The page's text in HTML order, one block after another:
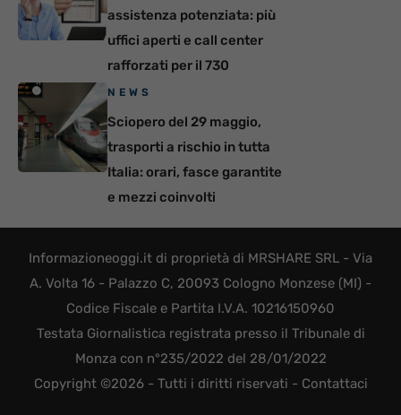
assistenza potenziata: più
uffici aperti e call center
rafforzati per il 730
NEWS
Sciopero del 29 maggio,
trasporti a rischio in tutta
Italia: orari, fasce garantite
e mezzi coinvolti
Informazioneoggi.it di proprietà di MRSHARE SRL - Via
A. Volta 16 - Palazzo C, 20093 Cologno Monzese (MI) -
Codice Fiscale e Partita I.V.A. 10216150960
Testata Giornalistica registrata presso il Tribunale di
Monza con n°235/2022 del 28/01/2022
Copyright ©2026 - Tutti i diritti riservati - Contattaci